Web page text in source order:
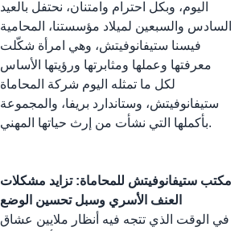
اليوم، وبكل احترام وامتنان، نحتفل بالعيد
السادس والسبعين لميلاد مؤسستنا، المحامية
فيسنا ستيفانوفيتش، وهي امرأة شكّلت
معرفتها وعملها ومثابرتها ورؤيتها الأساس
لكل ما تمثله اليوم شركة المحاماة
ستيفانوفيتش، وستاندارد بريفا، والمجموعة
بأكملها التي نشأت من إرث حياتها المهني.
مكتب ستيفانوفيتش للمحاماة: تزايد مشكلات
العنف الأسري وسبل تحسين الوضع
في الوقت الذي تتجه فيه أنظار ملايين عشاق